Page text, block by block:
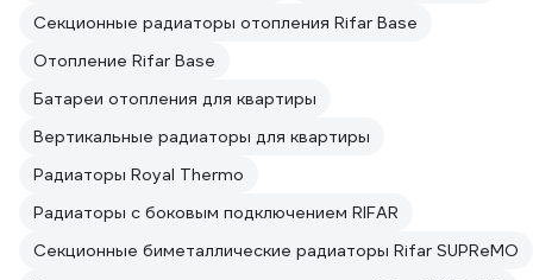
Секционные радиаторы отопления Rifar Base
Отопление Rifar Base
Батареи отопления для квартиры
Вертикальные радиаторы для квартиры
Радиаторы Royal Thermo
Радиаторы с боковым подключением RIFAR
Секционные биметаллические радиаторы Rifar SUPReMO